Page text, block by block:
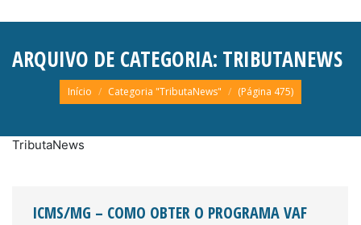
ARQUIVO DE CATEGORIA: TRIBUTANEWS
Você está aqui:
Início Categoria "TributaNews" (Página 475)
TributaNews
ICMS/MG – COMO OBTER O PROGRAMA VAF